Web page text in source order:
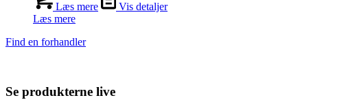
Læs mere
Vis detaljer
Læs mere
Find en forhandler
Se produkterne live